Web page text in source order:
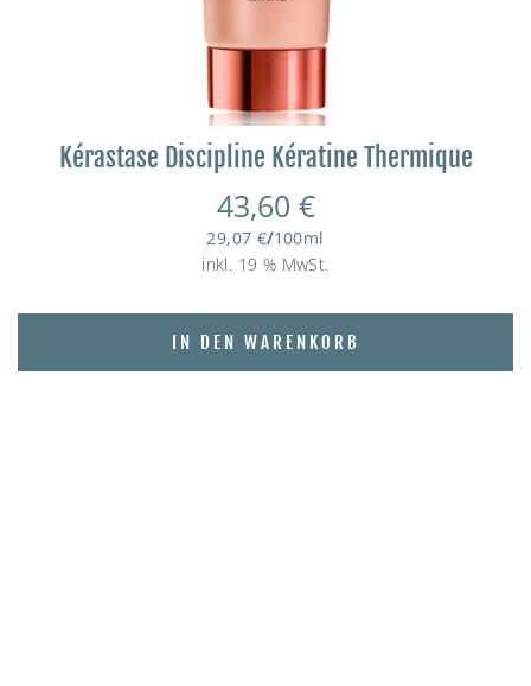
Kérastase Discipline Kératine Thermique
43,60 €
29,07 €/100ml
inkl. 19 % MwSt.
IN DEN WARENKORB